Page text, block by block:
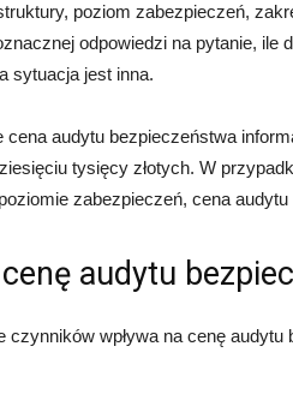
poziom zabezpieczeń,
odpowiedzi na pytanie, ile
sytuacja jest inna.
audytu bezpieczeństwa
tysięcy złotych. W
zabezpieczeń, cena
cenę audytu
czynników wpływa na cenę